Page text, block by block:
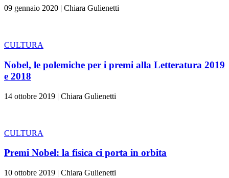
09 gennaio 2020 | Chiara Gulienetti
CULTURA
Nobel, le polemiche per i premi alla Letteratura 2019
e 2018
14 ottobre 2019 | Chiara Gulienetti
CULTURA
Premi Nobel: la fisica ci porta in orbita
10 ottobre 2019 | Chiara Gulienetti